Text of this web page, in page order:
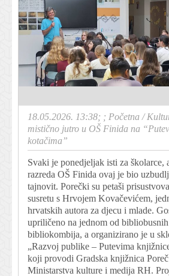
18.05.2026. 13:38; ; Početna /
mistično jutro u OŠ Finida na
kotačima”
Svaki je ponedjeljak isti za školarce,
razreda OŠ Finida ovaj je bio
tajnovit. Porečki su petaši
susretu s Hrvojem Kovačevićem,
hrvatskih autora za djecu i mlade.
upriličeno na jednom od
bibliokombija, a organizirano je u
„Razvoj publike – Putevima
koji provodi Gradska knjižnica
Ministarstva kulture i medija RH.